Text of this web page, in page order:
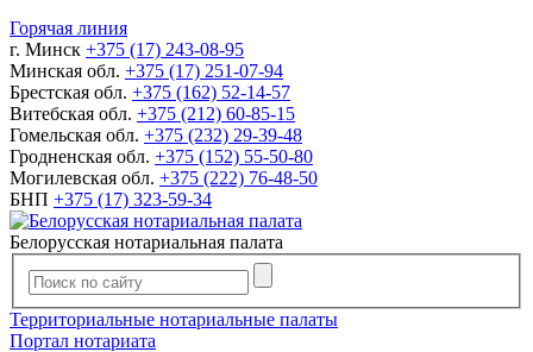
Горячая линия
г. Минск +375 (17) 243-08-95
Минская обл. +375 (17) 251-07-94
Брестская обл. +375 (162) 52-14-57
Витебская обл. +375 (212) 60-85-15
Гомельская обл. +375 (232) 29-39-48
Гродненская обл. +375 (152) 55-50-80
Могилевская обл. +375 (222) 76-48-50
БНП +375 (17) 323-59-34
Белорусская нотариальная палата
Территориальные нотариальные палаты
Портал нотариата